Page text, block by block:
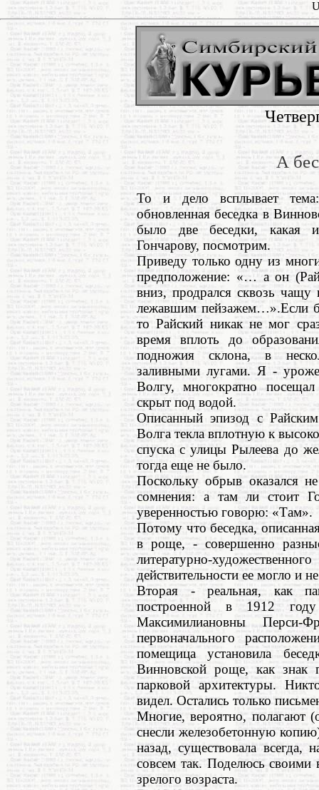
А
То и дело всплывает
обновленная беседка в
было две беседки, какая
Гончарову, посмотрим.
Приведу только одну из
предположение: «… а он
вниз, продрался сквозь
лежавшим пейзажем…».Если
то Райский никак не мог
время вплоть до
подножия склона, в
заливными лугами. Я -
Волгу, многократно
скрыт под водой.
Описанный эпизод с
Волга текла вплотную к
спуска с улицы Рылеева до
тогда еще не было.
Поскольку обрыв оказался
сомнения: а там ли стоит
уверенностью говорю: «Там».
Потому что беседка,
в роще, - совершенно
литературно-
действительности ее могло и
Вторая - реальная, как
построенной в 1912
Максимилиановны
первоначального
помещица установила
Винновской роще, как знак
парковой архитектуры.
видел. Остались только
Многие, вероятно, полагают
снесли железобетонную
назад, существовала
совсем так. Поделюсь своими
зрелого возраста.